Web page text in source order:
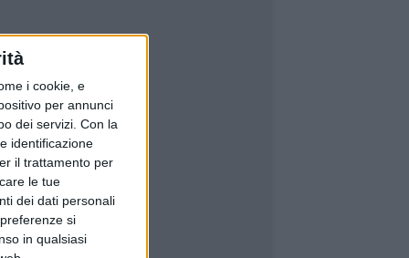
i cookie, e
per annunci
dei servizi. Con la
identificazione
il trattamento per
le tue
dei dati personali
si
in qualsiasi